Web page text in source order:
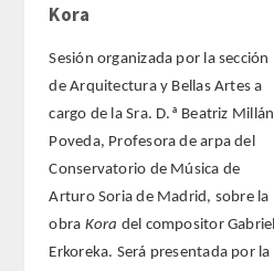
Kora
Sesión organizada por la sección
de Arquitectura y Bellas Artes a
cargo de la Sra. D.ª Beatriz Millán
Poveda, Profesora de arpa del
Conservatorio de Música de
Arturo Soria de Madrid, sobre la
obra Kora del compositor Gabriel
Erkoreka. Será presentada por la